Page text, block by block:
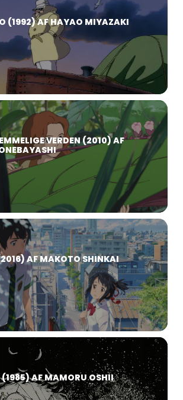
(1992) AF HAYAO MIYAZAKI
VERDEN (2010) AF
AF MAKOTO SHINKAI
(1985) AF MAMORU OSHII